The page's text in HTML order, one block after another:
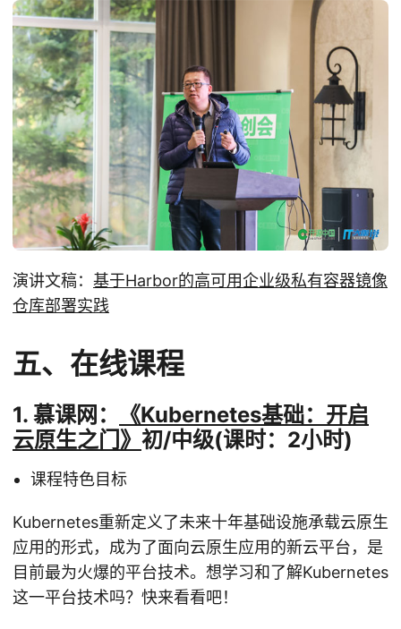
演讲文稿： 基于Harbor的高可用企业级私有容器镜像
仓库部署实践
五、在线课程
1. 慕课网：
《Kubernetes基础：开启
云原生之门》 初/中级(课时：2小时)
课程特色目标
Kubernetes重新定义了未来十年基础设施承载云原生
应用的形式，成为了面向云原生应用的新云平台，是
目前最为火爆的平台技术。想学习和了解Kubernetes
这一平台技术吗？快来看看吧！